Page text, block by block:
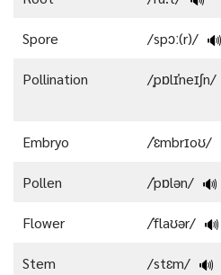
Spore /spɔː(r)/ 🔊
Pollination /ˌpɒlɪˈneɪʃn/
Embryo /ˈɛmbrɪoʊ/
Pollen /ˈpɒlən/ 🔊
Flower /ˈflaʊər/ 🔊
Stem /stɛm/ 🔊